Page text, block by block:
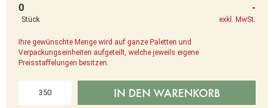
0
Stück
-
exkl. MwSt.
Ihre gewünschte Menge wird auf ganze Paletten und
Verpackungseinheiten aufgeteilt, welche jeweils eigene
Preisstaffelungen besitzen.
IN DEN WARENKORB